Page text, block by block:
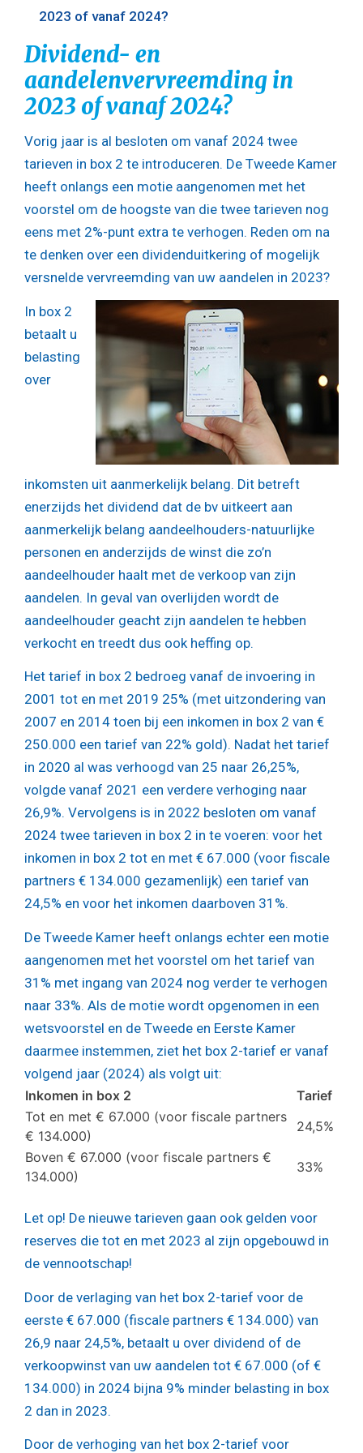
2023 of vanaf 2024?
Dividend- en
aandelenvervreemding in
2023 of vanaf 2024?
Vorig jaar is al besloten om vanaf 2024 twee
tarieven in box 2 te introduceren. De Tweede Kamer
heeft onlangs een motie aangenomen met het
voorstel om de hoogste van die twee tarieven nog
eens met 2%-punt extra te verhogen. Reden om na
te denken over een dividenduitkering of mogelijk
versnelde vervreemding van uw aandelen in 2023?
In box 2
betaalt u
belasting
over
inkomsten uit aanmerkelijk belang. Dit betreft
enerzijds het dividend dat de bv uitkeert aan
aanmerkelijk belang aandeelhouders-natuurlijke
personen en anderzijds de winst die zo’n
aandeelhouder haalt met de verkoop van zijn
aandelen. In geval van overlijden wordt de
aandeelhouder geacht zijn aandelen te hebben
verkocht en treedt dus ook heffing op.
Het tarief in box 2 bedroeg vanaf de invoering in
2001 tot en met 2019 25% (met uitzondering van
2007 en 2014 toen bij een inkomen in box 2 van €
250.000 een tarief van 22% gold). Nadat het tarief
in 2020 al was verhoogd van 25 naar 26,25%,
volgde vanaf 2021 een verdere verhoging naar
26,9%. Vervolgens is in 2022 besloten om vanaf
2024 twee tarieven in box 2 in te voeren: voor het
inkomen in box 2 tot en met € 67.000 (voor fiscale
partners € 134.000 gezamenlijk) een tarief van
24,5% en voor het inkomen daarboven 31%.
De Tweede Kamer heeft onlangs echter een motie
aangenomen met het voorstel om het tarief van
31% met ingang van 2024 nog verder te verhogen
naar 33%. Als de motie wordt opgenomen in een
wetsvoorstel en de Tweede en Eerste Kamer
daarmee instemmen, ziet het box 2-tarief er vanaf
volgend jaar (2024) als volgt uit:
Inkomen in box 2
Tarief
Tot en met € 67.000 (voor fiscale partners
€ 134.000)
24,5%
Boven € 67.000 (voor fiscale partners €
134.000)
33%
Let op! De nieuwe tarieven gaan ook gelden voor
reserves die tot en met 2023 al zijn opgebouwd in
de vennootschap!
Door de verlaging van het box 2-tarief voor de
eerste € 67.000 (fiscale partners € 134.000) van
26,9 naar 24,5%, betaalt u over dividend of de
verkoopwinst van uw aandelen tot € 67.000 (of €
134.000) in 2024 bijna 9% minder belasting in box
2 dan in 2023.
Door de verhoging van het box 2-tarief voor